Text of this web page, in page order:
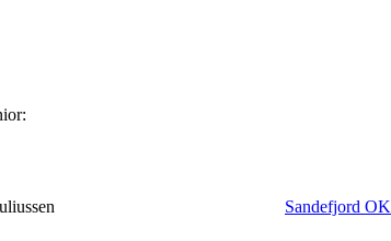
Sandefjord OK